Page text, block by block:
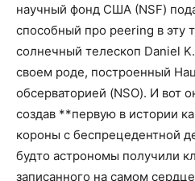
научный фонд США (NSF)
способный про peering в эту
солнечный телескоп Daniel
своем роде, построенный
обсерваторией (NSO). И вот
создав **первую в истории
короны с беспрецедентной
будто астрономы получили
записанного на самом